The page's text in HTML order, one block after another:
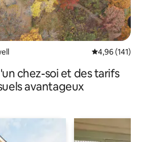
Évaluation
4,96 (141)
chez-soi et des tarifs
avantageux